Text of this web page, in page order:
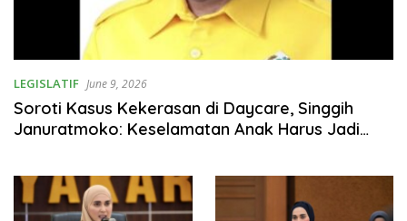
LEGISLATIF June 9, 2026
Soroti Kasus Kekerasan di Daycare, Singgih
Januratmoko: Keselamatan Anak Harus Jadi